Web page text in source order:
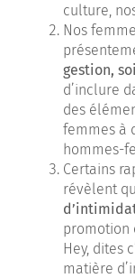
culture,
Nos
gestion,
d’inclure
des
femmes à
hommes-
Certains
révèlent
promotion
Hey, dites
matière